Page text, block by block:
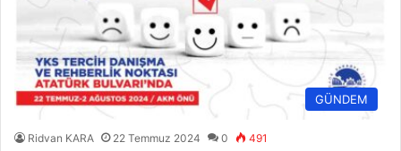
GÜNDEM
Ridvan KARA 22 Temmuz 2024 0 491